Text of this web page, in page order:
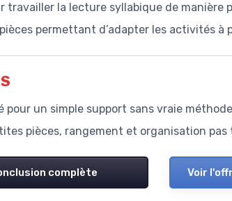
travailler la lecture syllabique de manière
permettant d’adapter les activités à
pour un simple support sans vraie
pièces, rangement et organisation pas
complète Voir